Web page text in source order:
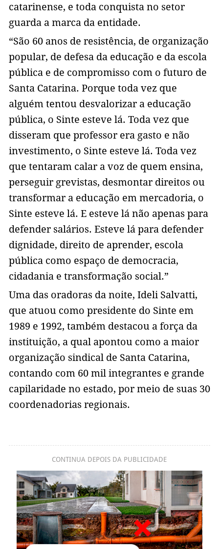
catarinense, e toda conquista no setor
guarda a marca da entidade.
“São 60 anos de resistência, de organização
popular, de defesa da educação e da escola
pública e de compromisso com o futuro de
Santa Catarina. Porque toda vez que
alguém tentou desvalorizar a educação
pública, o Sinte esteve lá. Toda vez que
disseram que professor era gasto e não
investimento, o Sinte esteve lá. Toda vez
que tentaram calar a voz de quem ensina,
perseguir grevistas, desmontar direitos ou
transformar a educação em mercadoria, o
Sinte esteve lá. E esteve lá não apenas para
defender salários. Esteve lá para defender
dignidade, direito de aprender, escola
pública como espaço de democracia,
cidadania e transformação social.”
Uma das oradoras da noite, Ideli Salvatti,
que atuou como presidente do Sinte em
1989 e 1992, também destacou a força da
instituição, a qual apontou como a maior
organização sindical de Santa Catarina,
contando com 60 mil integrantes e grande
capilaridade no estado, por meio de suas 30
coordenadorias regionais.
CONTINUA DEPOIS DA PUBLICIDADE